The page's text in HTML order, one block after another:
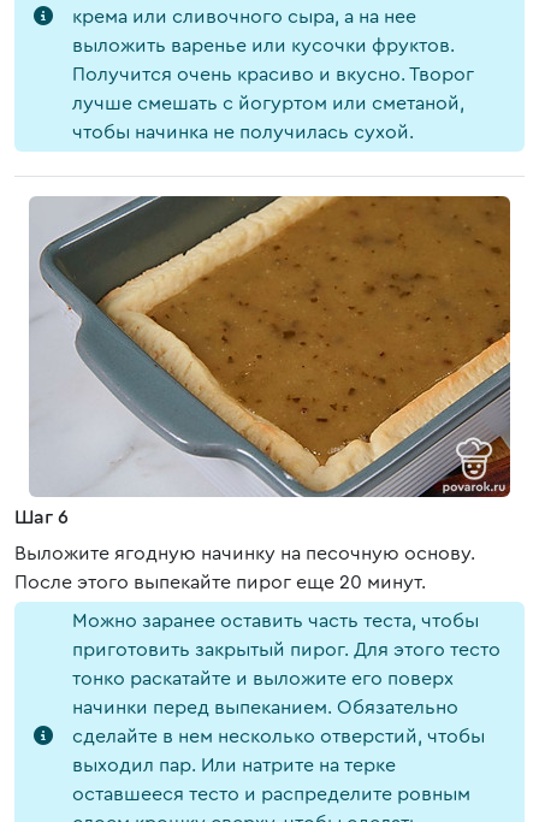
крема или сливочного сыра, а на нее
выложить варенье или кусочки фруктов.
Получится очень красиво и вкусно. Творог
лучше смешать с йогуртом или сметаной,
чтобы начинка не получилась сухой.
Шаг 6
Выложите ягодную начинку на песочную основу.
После этого выпекайте пирог еще 20 минут.
Можно заранее оставить часть теста, чтобы
приготовить закрытый пирог. Для этого тесто
тонко раскатайте и выложите его поверх
начинки перед выпеканием. Обязательно
сделайте в нем несколько отверстий, чтобы
выходил пар. Или натрите на терке
оставшееся тесто и распределите ровным